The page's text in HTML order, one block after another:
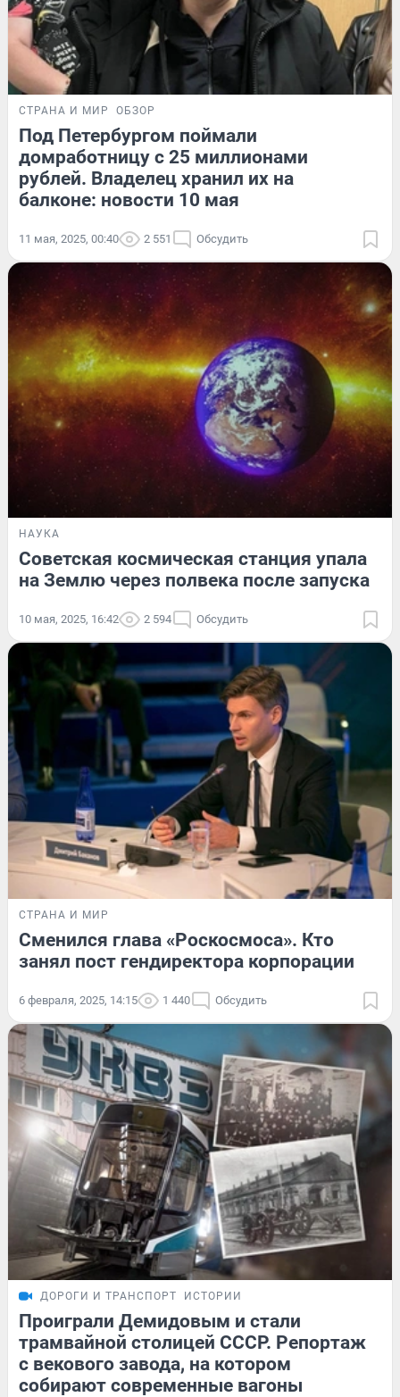
СТРАНА И МИР ОБЗОР
Под Петербургом поймали
домработницу с 25 миллионами
рублей. Владелец хранил их на
балконе: новости 10 мая
11 мая, 2025, 00:40 2 551 Обсудить
НАУКА
Советская космическая станция упала
на Землю через полвека после запуска
10 мая, 2025, 16:42 2 594 Обсудить
СТРАНА И МИР
Сменился глава «Роскосмоса». Кто
занял пост гендиректора корпорации
6 февраля, 2025, 14:15 1 440 Обсудить
ДОРОГИ И ТРАНСПОРТ ИСТОРИИ
Проиграли Демидовым и стали
трамвайной столицей СССР. Репортаж
с векового завода, на котором
собирают современные вагоны